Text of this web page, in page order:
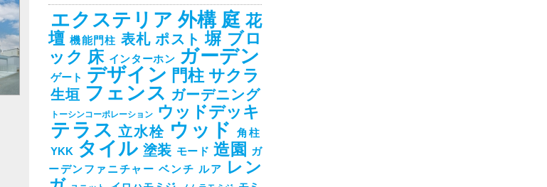
エクステリア 外構 庭 花
壇 機能門柱 表札 ポスト 塀 ブロ
ック 床 インターホン ガーデン
ゲート デザイン 門柱 サクラ
生垣 フェンス ガーデニング
トーシンコーポレーション ウッドデッキ
テラス 立水栓 ウッド
角柱
YKK タイル 塗装 モード 造園
ガ
ーデンファニチャー ベンチ ルア
レン